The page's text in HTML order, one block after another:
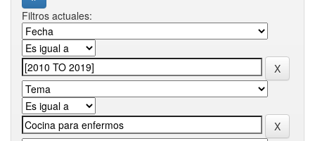
Filtros actuales: